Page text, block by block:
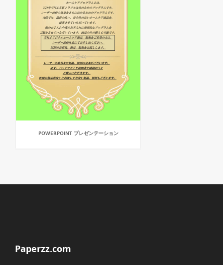
POWERPOINT プレゼンテーション
Paperzz.com